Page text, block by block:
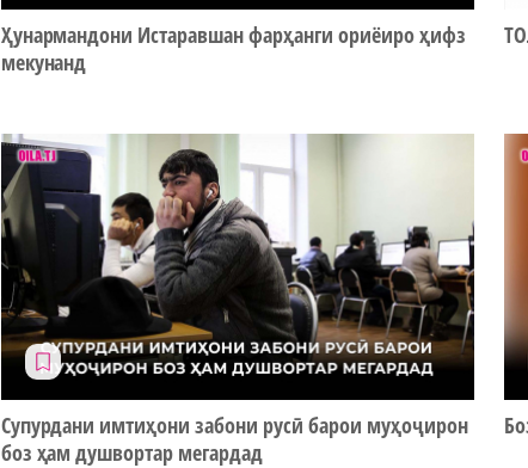
Ҳунармандони Истаравшан фарҳанги ориёиро ҳифз
мекунанд
Супурдани имтиҳони забони русӣ барои муҳоҷирон
боз ҳам душвортар мегардад